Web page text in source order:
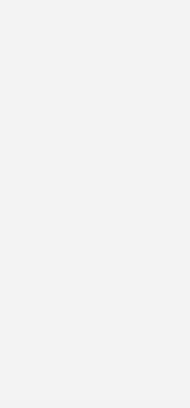
#minimalwastefestival –
Donnerstag,